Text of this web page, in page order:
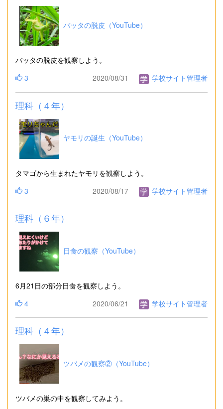
バッタの脱皮（YouTube）
バッタの脱皮を観察しよう。
3
2020/08/31 学校サイト管理者
理科（４年）
ヤモリの誕生（YouTube）
タマゴから生まれたヤモリを観察しよう。
3
2020/08/17 学校サイト管理者
理科（６年）
日食の観察（YouTube）
6月21日の部分日食を観察しよう。
4
2020/06/21 学校サイト管理者
理科（４年）
ツバメの観察②（YouTube）
ツバメの巣の中を観察してみよう。